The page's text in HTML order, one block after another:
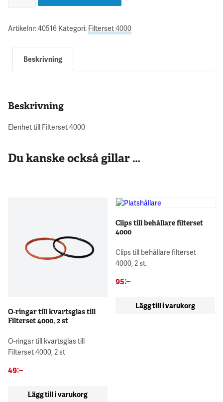
Artikelnr:40516 Kategori: Filterset 4000
Beskrivning
Beskrivning
Elenhet till Filterset 4000
Du kanske också gillar …
O-ringar till kvartsglas till
Filterset 4000, 2 st
O-ringar till kvartsglas till
Filterset 4000, 2 st
49:–
Lägg till i varukorg
Clips till behållare filterset
4000
Clips till behållare filterset
4000, 2 st.
95:–
Lägg till i varukorg